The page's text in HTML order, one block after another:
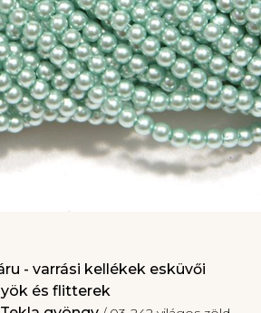
- varrási kellékek esküvői
és flitterek